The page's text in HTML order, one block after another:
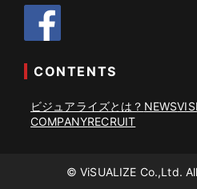
CONTENTS
ビジュアライズとは？ NEWS
COMPANYRECRUIT
© ViSUALIZE Co.,Ltd.